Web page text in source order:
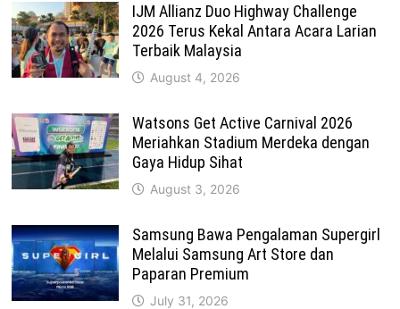
IJM Allianz Duo Highway Challenge
2026 Terus Kekal Antara Acara Larian
Terbaik Malaysia
August 4, 2026
Watsons Get Active Carnival 2026
Meriahkan Stadium Merdeka dengan
Gaya Hidup Sihat
August 3, 2026
Samsung Bawa Pengalaman Supergirl
Melalui Samsung Art Store dan
Paparan Premium
July 31, 2026